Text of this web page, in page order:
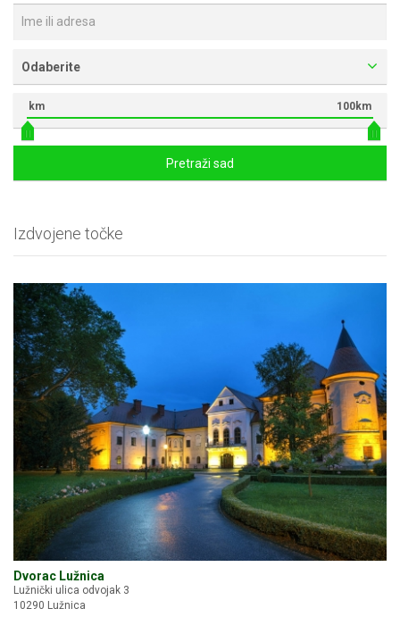
Odaberite
km 100km
Pretraži sad
Izdvojene točke
Dvorac Lužnica
Lužnički ulica odvojak 3
10290 Lužnica